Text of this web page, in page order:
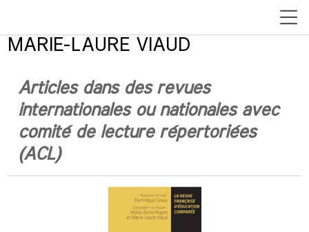
MARIE-LAURE VIAUD
Articlesdans des revues
internationales ou nationales avec
comité de lecture répertoriées
(ACL)